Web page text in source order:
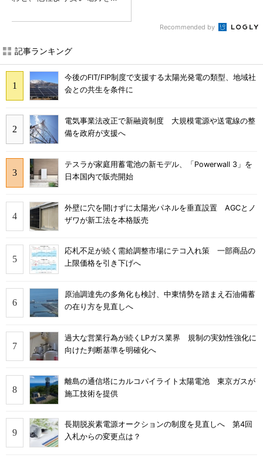
Recommended by
記事ランキング
今後のFIT/FIP制度で支援する太陽光発電の類型、地域社
会との共生を条件に
電気事業法改正で新融資制度 大規模電源や送電線の整
備を政府が支援へ
テスラが家庭用蓄電池の新モデル、「Powerwall 3」を
日本国内で販売開始
外壁に穴を開けずに太陽光パネルを垂直設置 AGCとノ
ザワが新工法を本格販売
応札不足が続く需給調整市場にテコ入れ策 一部商品の
上限価格を引き下げへ
原油調達先の多角化も検討、中東情勢を踏まえ石油備蓄
の在り方を見直しへ
過大な営業行為が続くLPガス業界 規制の実効性強化に
向けた判断基準を明確化へ
離島の通信塔にカルコパイライト太陽電池 東京ガスが
施工技術を提供
長期脱炭素電源オークションの制度を見直しへ 第4回
入札からの変更点は？